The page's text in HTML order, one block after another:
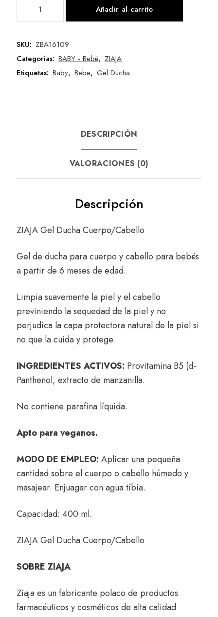
Añadir al carrito
SKU: ZBA16109
Categorías: BABY - Bebé, ZIAJA
Etiquetas: Baby, Bebe, Gel Ducha
DESCRIPCIÓN
VALORACIONES (0)
Descripción
ZIAJA Gel Ducha Cuerpo/Cabello
Gel de ducha para cuerpo y cabello para bebés
a partir de 6 meses de edad.
Limpia suavemente la piel y el cabello
previniendo la sequedad de la piel y no
perjudica la capa protectora natural de la piel si
no que la cuida y protege.
INGREDIENTES ACTIVOS: Provitamina B5 (d-
Panthenol, extracto de manzanilla.
No contiene parafina líquida.
Apto para veganos.
MODO DE EMPLEO: Aplicar una pequeña
cantidad sobre el cuerpo o cabello húmedo y
masajear. Enjuagar con agua tíbia.
Capacidad: 400 ml.
ZIAJA Gel Ducha Cuerpo/Cabello
SOBRE ZIAJA
Ziaja es un fabricante polaco de productos
farmacéuticos y cosméticos de alta calidad